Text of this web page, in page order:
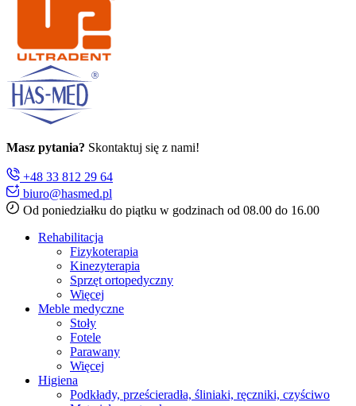
Masz pytania? Skontaktuj się z nami!
+48 33 812 29 64
biuro@hasmed.pl
Od poniedziałku do piątku w godzinach od 08.00 do 16.00
Rehabilitacja
Fizykoterapia
Kinezyterapia
Sprzęt ortopedyczny
Więcej
Meble medyczne
Stoły
Fotele
Parawany
Więcej
Higiena
Podkłady, prześcieradła, śliniaki, ręczniki, czyściwo